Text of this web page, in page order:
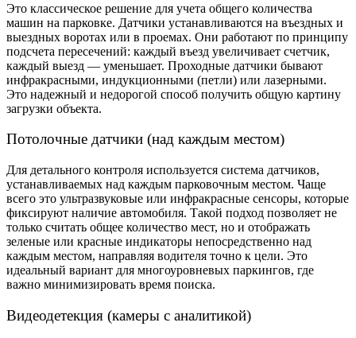
Это классическое решение для учета общего количества
машин на парковке. Датчики устанавливаются на въездных и
выездных воротах или в проемах. Они работают по принципу
подсчета пересечений: каждый въезд увеличивает счетчик,
каждый выезд — уменьшает. Проходные датчики бывают
инфракрасными, индукционными (петли) или лазерными.
Это надежный и недорогой способ получить общую картину
загрузки объекта.
Потолочные датчики (над каждым местом)
Для детального контроля используется система датчиков,
устанавливаемых над каждым парковочным местом. Чаще
всего это ультразвуковые или инфракрасные сенсоры, которые
фиксируют наличие автомобиля. Такой подход позволяет не
только считать общее количество мест, но и отображать
зеленые или красные индикаторы непосредственно над
каждым местом, направляя водителя точно к цели. Это
идеальный вариант для многоуровневых паркингов, где
важно минимизировать время поиска.
Видеодетекция (камеры с аналитикой)